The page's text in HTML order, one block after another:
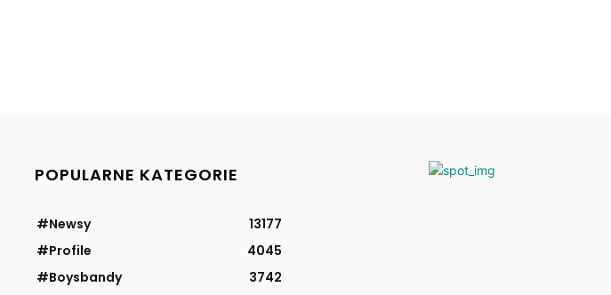
POPULARNE KATEGORIE
#Newsy
13177
#Profile
4045
#Boysbandy
3742